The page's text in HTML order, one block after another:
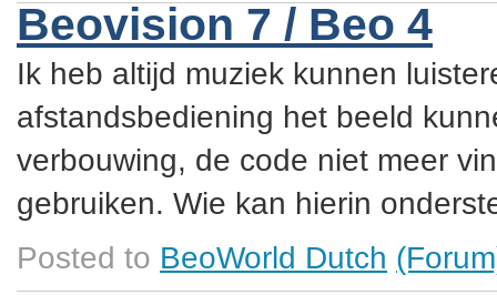
Beovision 7 / Beo 4
Ik heb altijd muziek kunnen
afstandsbediening het beeld
verbouwing, de code niet meer
gebruiken. Wie kan hierin
Posted to BeoWorld Dutch